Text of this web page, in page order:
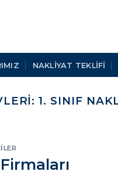
NAKLIYAT TEKLIFI
1. SINIF